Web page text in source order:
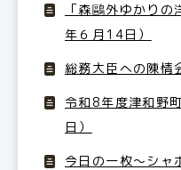
「森鷗外ゆかり
年６月14日）
総務大臣への陳情
令和8年度津和野
日）
今日の一枚～シャ